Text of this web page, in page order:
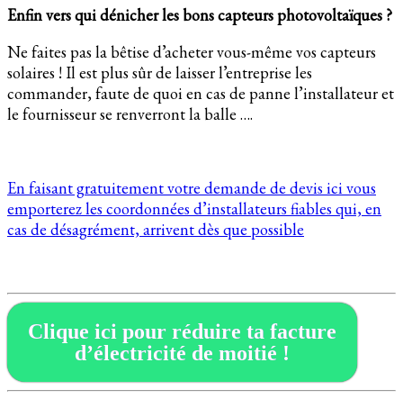
Enfin vers qui dénicher les bons capteurs photovoltaïques ?
Ne faites pas la bêtise d’acheter vous-même vos capteurs
solaires ! Il est plus sûr de laisser l’entreprise les
commander, faute de quoi en cas de panne l’installateur et
le fournisseur se renverront la balle ….
En faisant gratuitement votre demande de devis ici vous
emporterez les coordonnées d’installateurs fiables qui, en
cas de désagrément, arrivent dès que possible
Clique ici pour réduire ta facture
d’électricité de moitié !